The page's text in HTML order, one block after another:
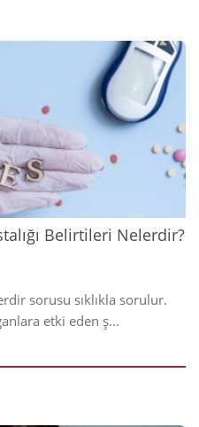
2025
Belirtileri Nelerdir?
sorusu sıklıkla sorulur.
etki eden ş...